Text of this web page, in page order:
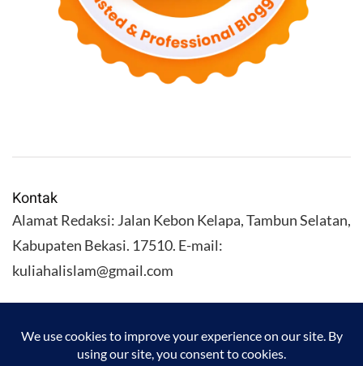
Kontak
Alamat Redaksi: Jalan Kebon Kelapa, Tambun Selatan,
Kabupaten Bekasi. 17510. E-mail:
kuliahalislam@gmail.com